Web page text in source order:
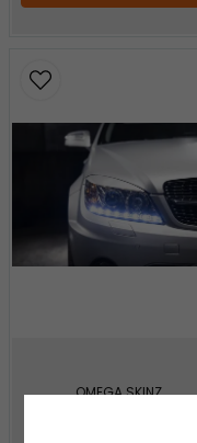
OMEGA SKINZ